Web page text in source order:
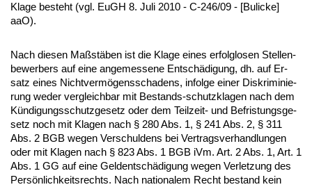
Kla­ge be­steht (vgl. EuGH 8. Ju­li 2010 - C-246/09 - [Buli­cke]
aaO).
Nach die­sen Maßstäben ist die Kla­ge ei­nes er­folg­lo­sen Stel­len­
be­wer­bers auf ei­ne an­ge­mes­se­ne Entschädi­gung, dh. auf Er­
satz ei­nes Nicht­vermögens­scha­dens, in­fol­ge ei­ner Dis­kri­mi­nie­
rung we­der ver­gleich­bar mit Be­stands-schutz­kla­gen nach dem
Kündi­gungs­schutz­ge­setz oder dem Teil­zeit- und Be­fris­tungs­ge­
setz noch mit Kla­gen nach § 280 Abs. 1, § 241 Abs. 2, § 311
Abs. 2 BGB we­gen Ver­schul­dens bei Ver­trags­ver­hand­lun­gen
oder mit Kla­gen nach § 823 Abs. 1 BGB iVm. Art. 2 Abs. 1, Art. 1
Abs. 1 GG auf ei­ne Gel­dentschädi­gung we­gen Ver­let­zung des
Persönlich­keits­rechts. Nach na­tio­na­lem Recht be­stand kein